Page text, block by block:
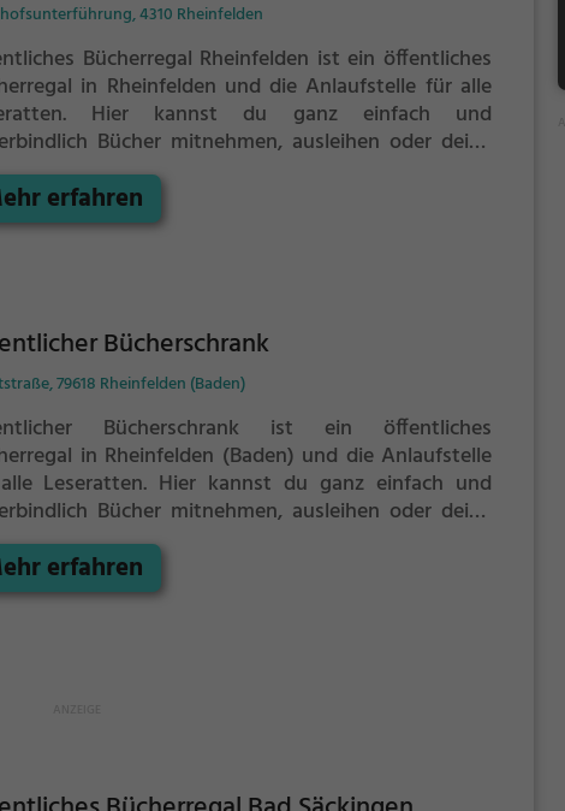
4310 Rheinfelden
Bücherregal Rheinfelden ist ein öffentliches
in Rheinfelden und die Anlaufstelle für alle
Hier kannst du ganz einfach und
Bücher mitnehmen, ausleihen oder deine
alten Bücher abgeben.
erfahren
Bücherschrank
79618 Rheinfelden (Baden)
Bücherschrank ist ein öffentliches
in Rheinfelden (Baden) und die Anlaufstelle
Leseratten. Hier kannst du ganz einfach und
Bücher mitnehmen, ausleihen oder deine
alten Bücher abgeben.
erfahren